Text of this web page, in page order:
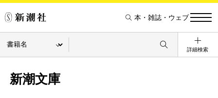
本・雑誌・ウェブ
詳細検索
新潮文庫